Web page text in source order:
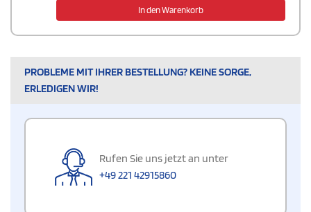
In den Warenkorb
PROBLEME MIT IHRER BESTELLUNG? KEINE SORGE,
ERLEDIGEN WIR!
Rufen Sie uns jetzt an unter
+49 221 42915860